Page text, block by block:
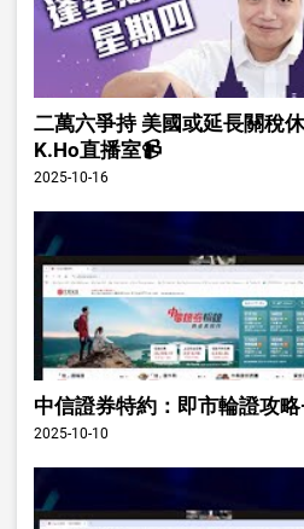
二萬六爭持 美國或延長關稅
K.Ho直播室📹
2025-10-16
中信證券特約：即市輪證攻
2025-10-10